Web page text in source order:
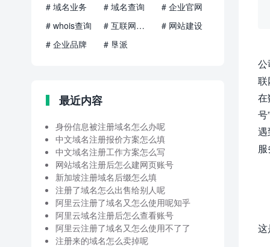
公
联
在
号
遇
这
# 域名业务
# 域名查询
# 企业官网
# whois查询
# 互联网品牌
# 网站建设
# 企业品牌
# 垦派
最近内容
身份信息被注册域名怎么办呢
中文域名注册报价方案怎么填
中文域名注册工作方案怎么写
网站域名注册后怎么建网页账号
新加坡注册域名后缀怎么填
注册了域名怎么出售给别人呢
阿里云注册了域名又怎么使用呢知乎
阿里云域名注册后怎么查看账号
阿里云注册了域名又怎么使用不了了
注册来的域名怎么卖掉呢